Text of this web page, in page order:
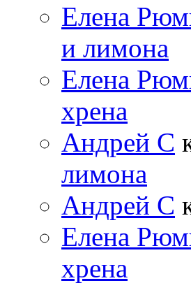
Елена
и лимона
Елена
хрена
Андрей С
лимона
Андрей С
Елена
хрена